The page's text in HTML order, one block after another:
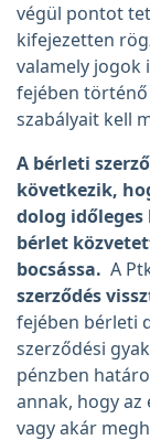
végül pontot
kifejezetten
valamely jogok
fejében
szabályait kell
A bérleti
következik,
dolog időleges
bérlet
bocsássa. A
szerződés
fejében bérleti
szerződési
pénzben
annak, hogy
vagy akár